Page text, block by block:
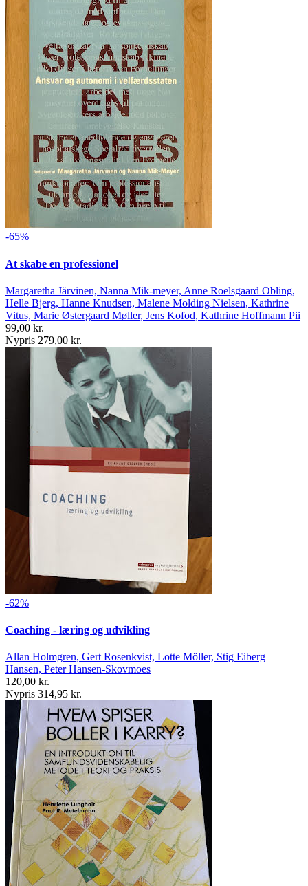
-65%
At skabe en professionel
Margaretha Järvinen, Nanna Mik-meyer, Anne Roelsgaard Obling,
Helle Bjerg, Hanne Knudsen, Malene Molding Nielsen, Kathrine
Vitus, Marie Østergaard Møller, Jens Kofod, Kathrine Hoffmann Pii
99,00 kr.
Nypris 279,00 kr.
-62%
Coaching - læring og udvikling
Allan Holmgren, Gert Rosenkvist, Lotte Möller, Stig Eiberg
Hansen, Peter Hansen-Skovmoes
120,00 kr.
Nypris 314,95 kr.